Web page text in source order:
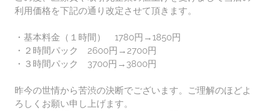
利用価格を下記の通り改定させて頂きます。
・基本料金（１時間） 1780円→1850円
・２時間パック 2600円→2700円
・３時間パック 3700円→3800円
昨今の世情から苦渋の決断でございます。ご理解のほどよ
ろしくお願い申し上げます。